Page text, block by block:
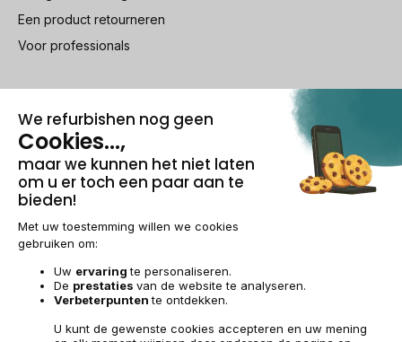
Een product retourneren
Voor professionals
100% beveiligde betaling
Wettelijke vermeldingen & AGBeheer van cookies
Algemene verkoopvoorwaarden
Toegankelijkheid